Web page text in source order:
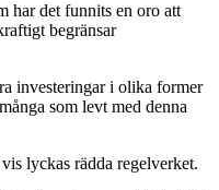
har det funnits en oro att
begränsar
investeringar i olika former
som levt med denna
lyckas rädda regelverket.